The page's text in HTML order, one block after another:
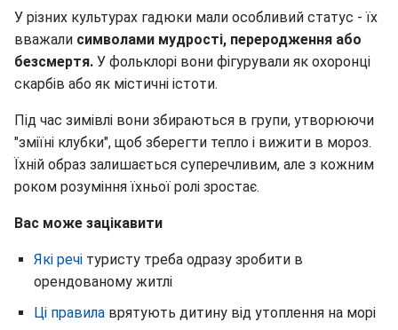
У різних культурах гадюки мали особливий статус - їх
вважали символами мудрості, переродження або
безсмертя. У фольклорі вони фігурували як охоронці
скарбів або як містичні істоти.
Під час зимівлі вони збираються в групи, утворюючи
"зміїні клубки", щоб зберегти тепло і вижити в мороз.
Їхній образ залишається суперечливим, але з кожним
роком розуміння їхньої ролі зростає.
Вас може зацікавити
Які речі туристу треба одразу зробити в
орендованому житлі
Ці правила врятують дитину від утоплення на морі